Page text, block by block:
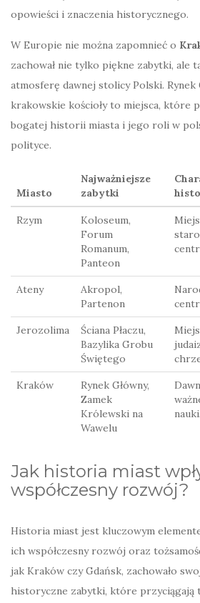
opowieści i znaczenia historycznego.
W Europie nie można zapomnieć o
zachował nie tylko piękne zabytki, ale
atmosferę dawnej stolicy Polski. Rynek
krakowskie kościoły to miejsca, które
bogatej historii miasta i jego roli w
polityce.
Miasto
Najważniejsze
zabytki
Rzym
Koloseum,
Forum
Romanum,
Panteon
Ateny
Akropol,
Partenon
Jerozolima
Ściana Płaczu,
Bazylika Grobu
Świętego
Kraków
Rynek Główny,
Zamek
Królewski na
Wawelu
nauki.
Jak historia miast
współczesny rozwój?
Historia miast jest kluczowym
ich współczesny rozwój oraz
jak Kraków czy Gdańsk, zachowało
historyczne zabytki, które przyciągają